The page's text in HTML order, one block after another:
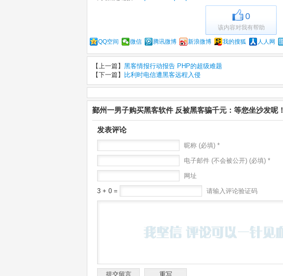
0
该内容对我有帮助
QQ空间 微信 腾讯微博 新浪微博 我的搜狐 人人网
【上一篇】 黑客情报行动报告 PHP的超级难题
【下一篇】
比利时电信遭黑客远程入侵
鄞州一男子购买黑客软件 反被黑客骗千元：等您坐沙发呢！
发表评论
昵称 (必填) *
电子邮件 (不会被公开) (必填) *
网址
3 + 0 = 请输入评论验证码